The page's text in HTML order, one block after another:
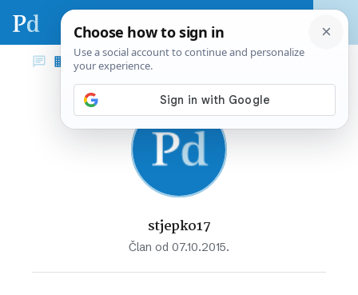
stjepko17
Član od 07.10.2015.